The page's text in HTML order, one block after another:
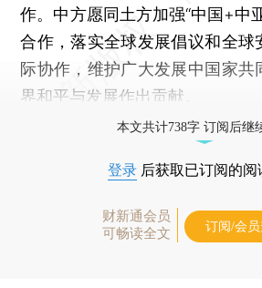
作。中方愿同土方加强“中国+中
合作，落实全球发展倡议和全球
际协作，维护广大发展中国家共
界和平与发展作出贡献。
本文共计738字 订阅后继
登录 后获取已订阅的阅
财新通会员
可畅读全文
订阅/会员